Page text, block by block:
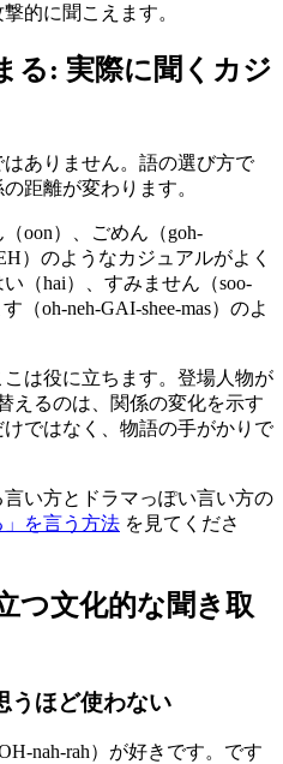
的に聞こえます。
る: 実際に聞くカジ
ありません。語の選び方で
距離が変わります。
oon）、ごめん（goh-
）のようなカジュアルがよく
（hai）、すみません（soo-
（oh-neh-GAI-shee-mas）のよ
こは役に立ちます。登場人物が
えるのは、関係の変化を示す
ではなく、物語の手がかりで
い方とドラマっぽい言い方の
」を言う方法 を見てくださ
つ文化的な聞き取
うほど使わない
nah-rah）が好きです。です